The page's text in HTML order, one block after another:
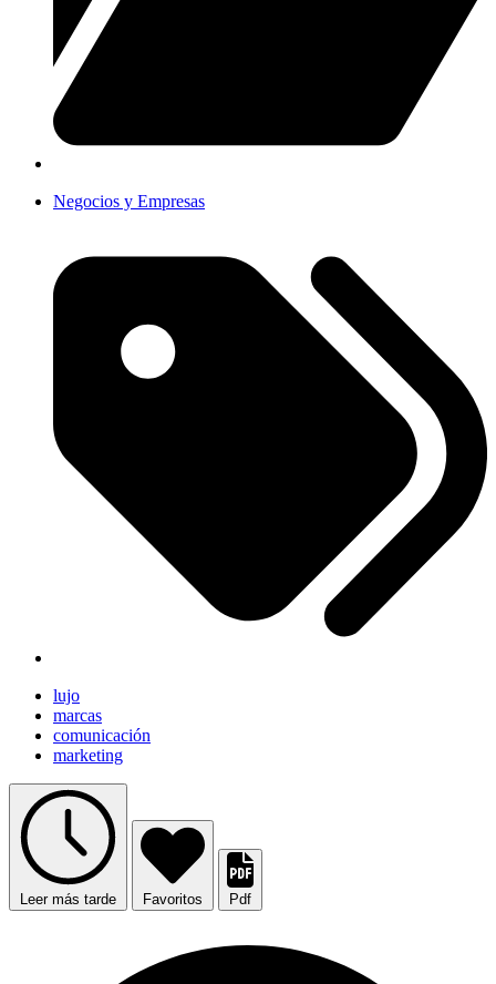
Negocios y Empresas
lujo
marcas
comunicación
marketing
Leer más tarde Favoritos Pdf